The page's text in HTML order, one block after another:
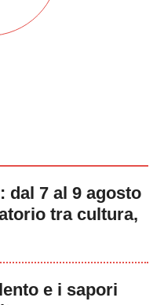
dal 7 al 9 agosto
tra cultura,
e i sapori